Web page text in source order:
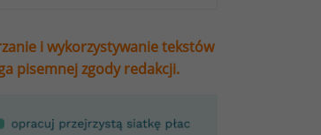
i wykorzystywanie tekstów
pisemnej zgody redakcji.